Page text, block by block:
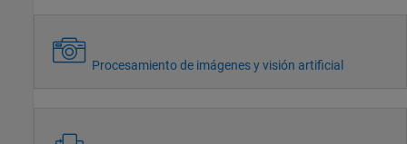
Procesamiento de imágenes y visión artificial